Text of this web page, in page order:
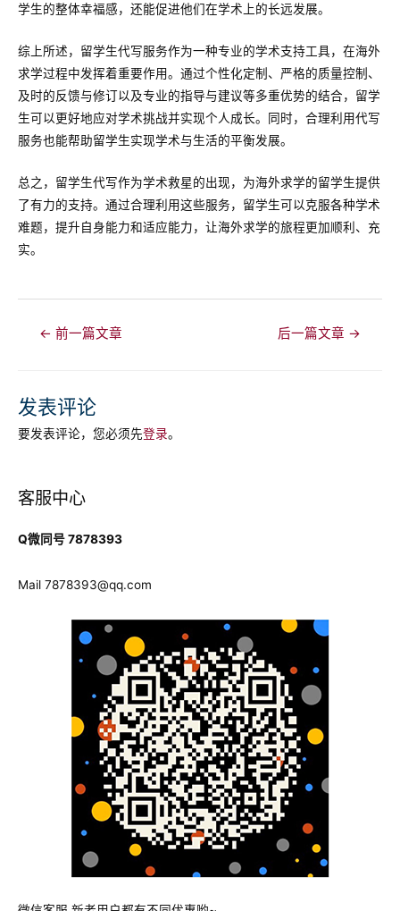
学生的整体幸福感，还能促进他们在学术上的长远发展。
综上所述，留学生代写服务作为一种专业的学术支持工具，在海外
求学过程中发挥着重要作用。通过个性化定制、严格的质量控制、
及时的反馈与修订以及专业的指导与建议等多重优势的结合，留学
生可以更好地应对学术挑战并实现个人成长。同时，合理利用代写
服务也能帮助留学生实现学术与生活的平衡发展。
总之，留学生代写作为学术救星的出现，为海外求学的留学生提供
了有力的支持。通过合理利用这些服务，留学生可以克服各种学术
难题，提升自身能力和适应能力，让海外求学的旅程更加顺利、充
实。
航
← 前一篇文章 后一篇文章 →
发表评论
要发表评论，您必须先登录。
客服中心
Q微同号 7878393
Mail 7878393@qq.com